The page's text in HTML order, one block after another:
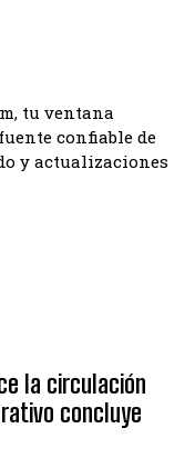
tu ventana
confiable de
y actualizaciones
la circulación
concluye